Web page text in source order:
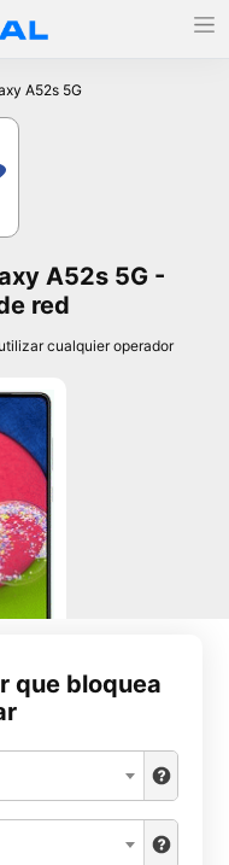
A52s 5G
A52s 5G -
red
cualquier operador
que bloquea